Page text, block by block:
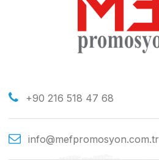
+90 216 518 47 68
info@mefpromosyon.com.tr